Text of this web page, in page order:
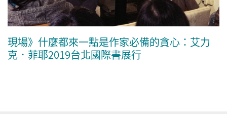
現場》什麼都來一點是作家必備的貪心：艾力
克．菲耶2019台北國際書展行